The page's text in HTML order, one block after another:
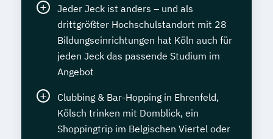
Jeder Jeck ist anders – und als
drittgrößter Hochschulstandort mit 28
Bildungseinrichtungen hat Köln auch für
jeden Jeck das passende Studium im
Angebot
Clubbing & Bar-Hopping in Ehrenfeld,
Kölsch trinken mit Domblick, ein
Shoppingtrip im Belgischen Viertel oder